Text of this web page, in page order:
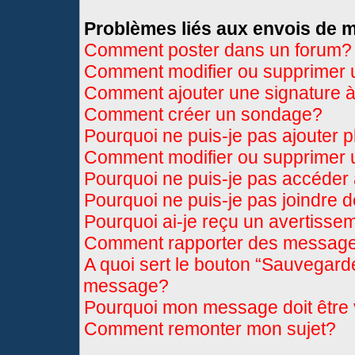
Problèmes liés aux envois de
Comment poster dans un forum?
Comment modifier ou supprimer
Comment ajouter une signature
Comment créer un sondage?
Pourquoi ne puis-je pas ajouter
Comment modifier ou supprimer
Pourquoi ne puis-je pas accéder
Pourquoi ne puis-je pas joindre
Pourquoi ai-je reçu un
Comment rapporter des
A quoi sert le bouton
message?
Pourquoi mon message doit être
Comment remonter mon sujet?